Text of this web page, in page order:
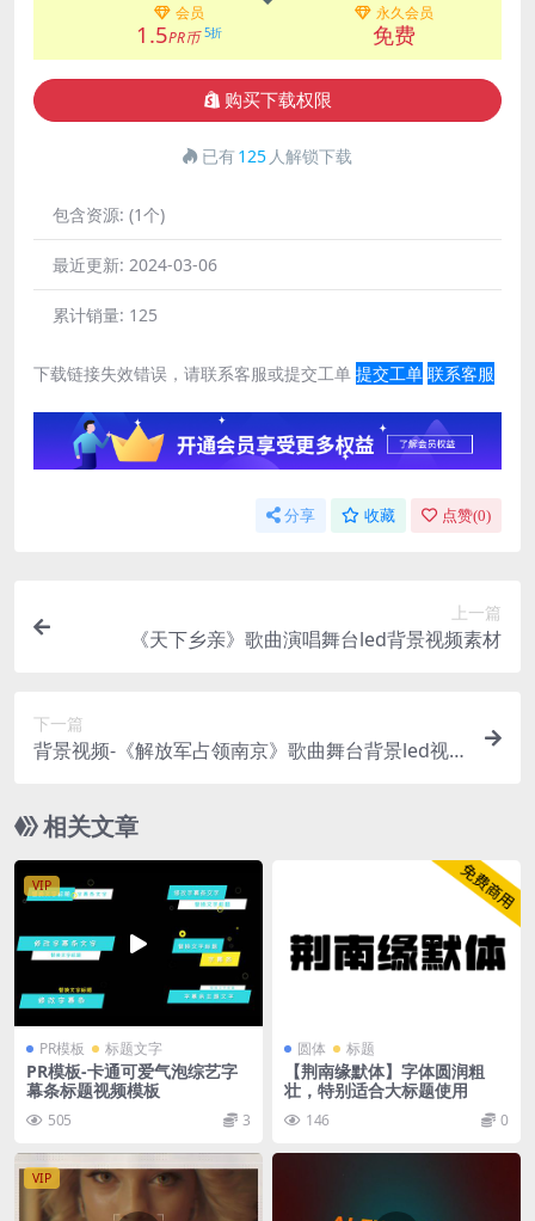
会员
1.5PR币 5折
永久会员
免费
购买下载权限
已有125 人解锁下载
包含资源: (1个)
最近更新: 2024-03-06
累计销量: 125
下载链接失效错误，请联系客服或提交工单 提交工单 联系客服
分享 收藏 点赞(0)
上一篇
《天下乡亲》歌曲演唱舞台led背景视频素材
下一篇
背景视频-《解放军占领南京》歌曲舞台背景led视
相关文章
VIP
PR模板 标题文字
PR模板-卡通可爱气泡综艺字
幕条标题视频模板
505 3
圆体 标题
【荆南缘默体】字体圆润粗
壮，特别适合大标题使用
146 0
VIP